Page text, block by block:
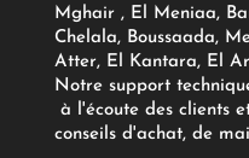
Mghair , El Meniaa,
Chelala, Boussaada,
Atter, El Kantara, El
Notre support
à l'écoute des clients
conseils d'achat, de